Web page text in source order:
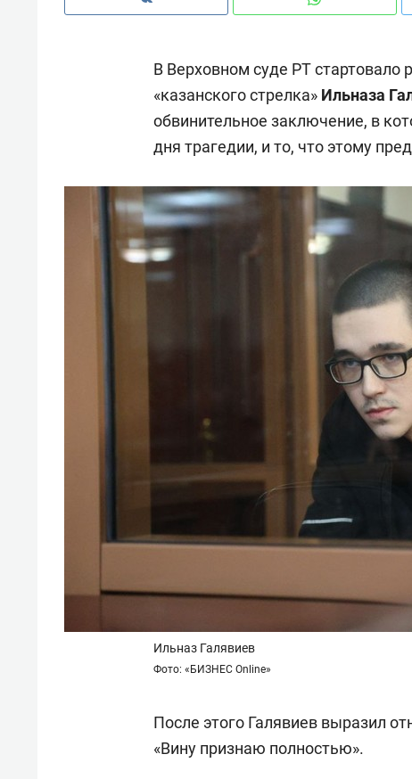
В Верховном суде РТ стартовало
«казанского стрелка» Ильназа
обвинительное заключение, в
дня трагедии, и то, что этому
Ильназ Галявиев
Фото: «БИЗНЕС Online»
После этого Галявиев выразил
«Вину признаю полностью».
Рекомендуем
150 камер до квартиры и Face
ID вместо ключа: какой будет
Опыт
с